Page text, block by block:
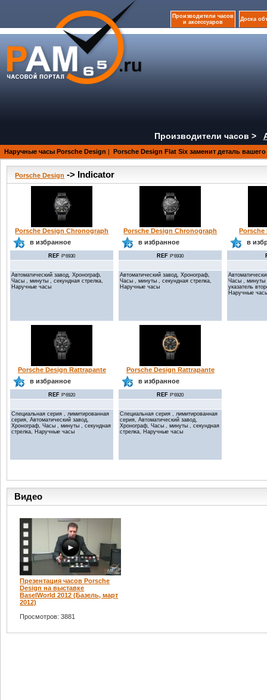
Производители часов
и аксессуаров
Доска
Производители часов >
Наручные часы Porsche Design | Porsche Design Flat Six заменит деталь вашего
Porsche Design -> Indicator
Porsche Design Chronograph
в избранное
REF P'6930
Автоматический завод, Хронограф,
Часы , минуты , секундная стрелка,
Наручные часы
Porsche Design Chronograph
в избранное
REF P'6930
Автоматический завод, Хронограф,
Часы , минуты , секундная стрелка,
Наручные часы
Porsche
в
Часы , минуты
указатель
Наручные
Porsche Design Rattrapante
в избранное
REF P'6920
Специальная серия , лимитированная
серия, Автоматический завод,
Хронограф, Часы , минуты , секундная
стрелка, Наручные часы
Porsche Design Rattrapante
в избранное
REF P'6920
Специальная серия , лимитированная
серия, Автоматический завод,
Хронограф, Часы , минуты , секундная
стрелка, Наручные часы
Видео
Презентация часов Porsche
Design на выставке
BaselWorld 2012 (Базель, март
2012)
Просмотров: 3881